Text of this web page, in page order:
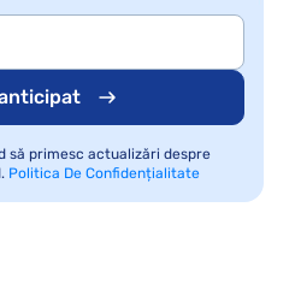
să primesc actualizări despre
Politica De Confidențialitate